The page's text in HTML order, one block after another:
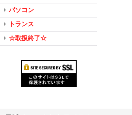
パソコン
トランス
☆取扱終了☆